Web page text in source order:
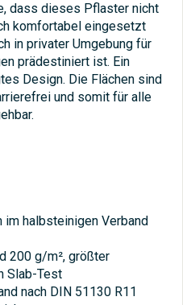
dass dieses Pflaster nicht
komfortabel eingesetzt
in privater Umgebung für
prädestiniert ist. Ein
Design. Die Flächen sind
und somit für alle
halbsteinigen Verband
200 g/m², größter
Slab-Test
nach DIN 51130 R11